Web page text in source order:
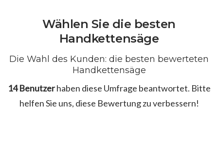
Wählen Sie die besten
Handkettensäge
Die Wahl des Kunden: die besten bewerteten
Handkettensäge
14 Benutzerhaben diese Umfrage beantwortet. Bitte
helfen Sie uns, diese Bewertung zu verbessern!